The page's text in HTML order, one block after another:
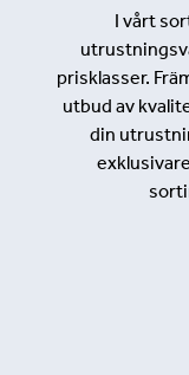
I vårt
prisklasser.
utbud av
din